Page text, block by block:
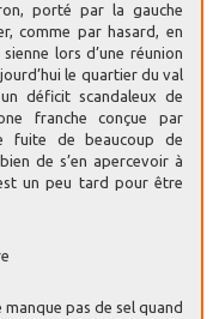
porté par la gauche
comme par hasard, en
lors d’une réunion
le quartier du val
déficit scandaleux de
franche conçue par
fuite de beaucoup de
de s’en apercevoir à
un peu tard pour être
manque pas de sel quand